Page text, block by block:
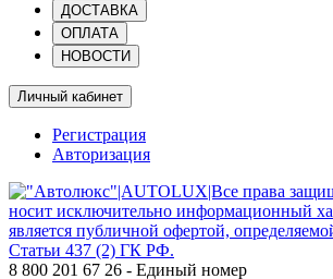
ДОСТАВКА
ОПЛАТА
НОВОСТИ
Личный кабинет
Регистрация
Авторизация
8 800 201 67 26 - Единый номер